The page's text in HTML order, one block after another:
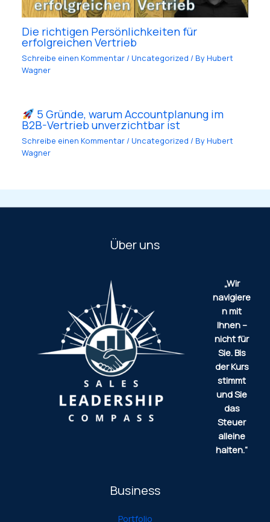
Die richtigen Persönlichkeiten für
erfolgreichen Vertrieb
Schreibe einen Kommentar/ Uncategorized / By Hubert
Wagner
5 Gründe, warum Accountplanung im
B2B-Vertrieb unverzichtbar ist
Schreibe einen Kommentar/ Uncategorized / By Hubert
Wagner
Über uns
„Wir
navigiere
n mit
Ihnen –
nicht für
Sie.Bis
der Kurs
stimmt
und Sie
das
Steuer
alleine
halten.“
Business
Portfolio